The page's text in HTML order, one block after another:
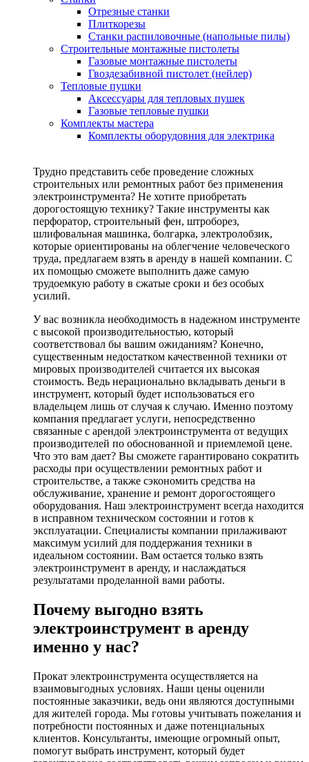
Отрезные станки
Плиткорезы
Станки распиловочные (напольные пилы)
Строительные монтажные пистолеты
Газовые монтажные пистолеты
Гвоздезабивной пистолет (нейлер)
Тепловые пушки
Аксессуары для тепловых пушек
Газовые тепловые пушки
Комплекты мастера
Комплекты оборудовния для электрика
Трудно представить себе проведение сложных
строительных или ремонтных работ без применения
электроинструмента? Не хотите приобретать
дорогостоящую технику? Такие инструменты как
перфоратор, строительный фен, штроборез,
шлифовальная машинка, болгарка, электролобзик,
которые ориентированы на облегчение человеческого
труда, предлагаем взять в аренду в нашей компании. С
их помощью сможете выполнить даже самую
трудоемкую работу в сжатые сроки и без особых
усилий.
У вас возникла необходимость в надежном инструменте
с высокой производительностью, который
соответствовал бы вашим ожиданиям? Конечно,
существенным недостатком качественной техники от
мировых производителей считается их высокая
стоимость. Ведь нерационально вкладывать деньги в
инструмент, который будет использоваться его
владельцем лишь от случая к случаю. Именно поэтому
компания предлагает услуги, непосредственно
связанные с арендой электроинструмента от ведущих
производителей по обоснованной и приемлемой цене.
Что это вам дает? Вы сможете гарантировано сократить
расходы при осуществлении ремонтных работ и
строительстве, а также сэкономить средства на
обслуживание, хранение и ремонт дорогостоящего
оборудования. Наш электроинструмент всегда находится
в исправном техническом состоянии и готов к
эксплуатации. Специалисты компании прилаживают
максимум усилий для поддержания техники в
идеальном состоянии. Вам остается только взять
электроинструмент в аренду, и наслаждаться
результатами проделанной вами работы.
Почему выгодно взять
электроинструмент в аренду
именно у нас?
Прокат электроинструмента осуществляется на
взаимовыгодных условиях. Наши цены оценили
постоянные заказчики, ведь они являются доступными
для жителей города. Мы готовы учитывать пожелания и
потребности постоянных и даже потенциальных
клиентов. Консультанты, имеющие огромный опыт,
помогут выбрать инструмент, который будет